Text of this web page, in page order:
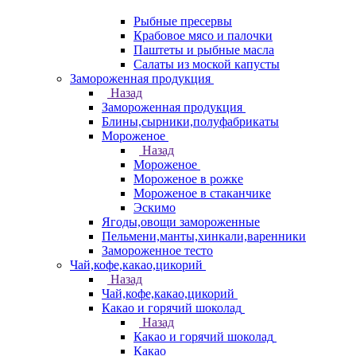
Рыбные пресервы
Крабовое мясо и палочки
Паштеты и рыбные масла
Салаты из моской капусты
Замороженная продукция
Назад
Замороженная продукция
Блины,сырники,полуфабрикаты
Мороженое
Назад
Мороженое
Мороженое в рожке
Мороженое в стаканчике
Эскимо
Ягоды,овощи замороженные
Пельмени,манты,хинкали,варенники
Замороженное тесто
Чай,кофе,какао,цикорий
Назад
Чай,кофе,какао,цикорий
Какао и горячий шоколад
Назад
Какао и горячий шоколад
Какао